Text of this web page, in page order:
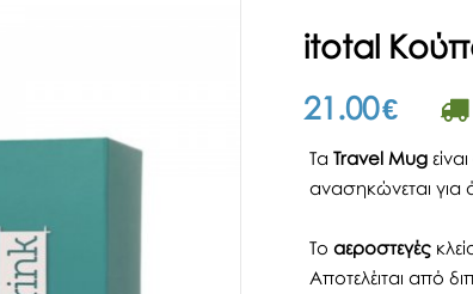
itotal
21.00€
Τα Travel Mug
ανασηκώνεται για
Το αεροστεγές
Αποτελέιται από